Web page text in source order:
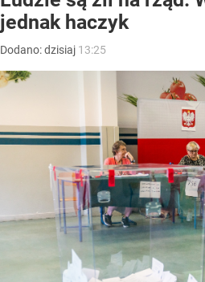
jednak haczyk
Dodano:dzisiaj 13:25